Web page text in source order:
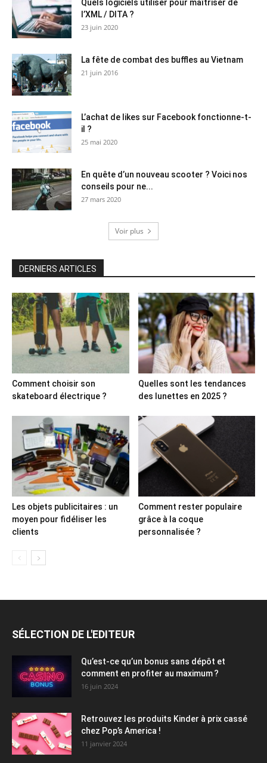
Quels logiciels utiliser pour maîtriser de
l’XML / DITA ?
23 juin 2020
La fête de combat des buffles au Vietnam
21 juin 2016
L’achat de likes sur Facebook fonctionne-t-
il ?
25 mai 2020
En quête d’un nouveau scooter ? Voici nos
conseils pour ne...
27 mars 2020
Voir plus
DERNIERS ARTICLES
Comment choisir son
skateboard électrique ?
Quelles sont les tendances
des lunettes en 2025 ?
Les objets publicitaires : un
moyen pour fidéliser les
clients
Comment rester populaire
grâce à la coque
personnalisée ?
SÉLECTION DE L'EDITEUR
Qu’est-ce qu’un bonus sans dépôt et
comment en profiter au maximum ?
16 juin 2024
Retrouvez les produits Kinder à prix cassé
chez Pop’s America !
11 janvier 2024